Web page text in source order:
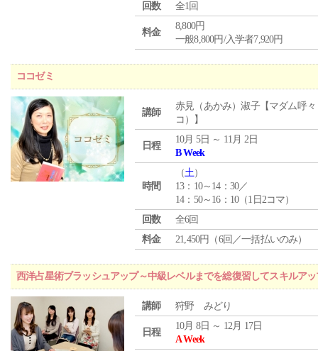
回数
全1回
料金
8,800円
一般8,800円/入学者7,920円
ココゼミ
講師
赤見（あかみ）淑子【マダム呼々
コ）】
日程
10月 5日 ～ 11月 2日
B Week
時間
（土）
13：10～14：30／
14：50～16：10（1日2コマ）
回数
全6回
料金
21,450円（6回／一括払いのみ）
西洋占星術ブラッシュアップ～中級レベルまでを総復習してスキルア
講師 狩野 みどり
日程
10月 8日 ～ 12月 17日
A Week